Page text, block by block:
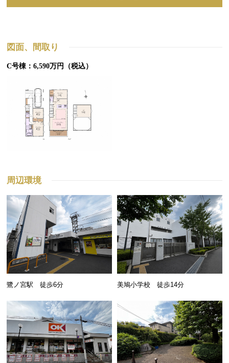
図面、間取り
C号棟：6,590万円（税込）
周辺環境
鷺ノ宮駅 徒歩6分 美鳩小学校 徒歩14分